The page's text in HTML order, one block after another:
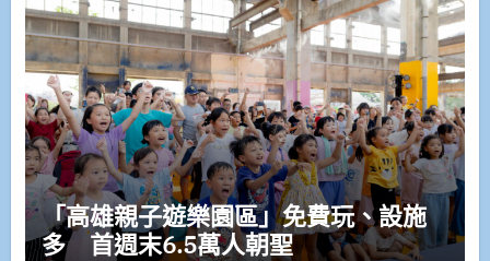
「高雄親子遊樂園區」免費玩、設施
多 首週末6.5萬人朝聖